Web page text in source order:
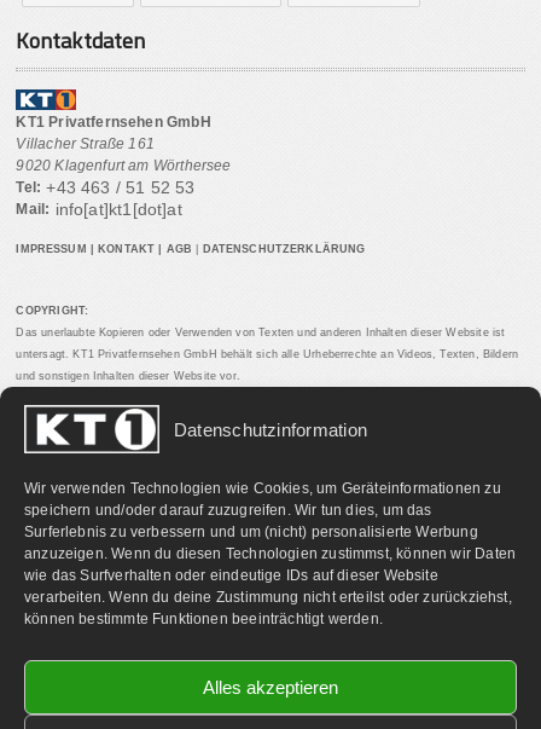
Datenschutzinformation
Wir verwenden Technologien wie Cookies, um Geräteinformationen zu
speichern und/oder darauf zuzugreifen. Wir tun dies, um das
Surferlebnis zu verbessern und um (nicht) personalisierte Werbung
anzuzeigen. Wenn du diesen Technologien zustimmst, können wir Daten
wie das Surfverhalten oder eindeutige IDs auf dieser Website
verarbeiten. Wenn du deine Zustimmung nicht erteilst oder zurückziehst,
können bestimmte Funktionen beeinträchtigt werden.
Alles akzeptieren
Kontaktdaten
KT1 Privatfernsehen GmbH
Villacher Straße 161
9020 Klagenfurt am Wörthersee
Tel: +43 463 / 51 52 53
Mail: info[at]kt1[dot]at
IMPRESSUM KONTAKT AGB DATENSCHUTZERKLÄRUNG
COPYRIGHT:
Das unerlaubte Kopieren oder Verwenden von Texten und anderen Inhalten dieser Website ist
untersagt. KT1 Privatfernsehen GmbH behält sich alle Urheberrechte an Videos, Texten, Bildern
und sonstigen Inhalten dieser Website vor.
PARTNERLINKS: